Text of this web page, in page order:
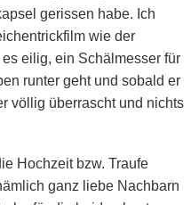
gerissen habe. Ich
wie der
eilig, ein Schälmesser für
runter geht und sobald er
völlig überrascht und nichts
Hochzeit bzw. Traufe
ganz liebe Nachbarn